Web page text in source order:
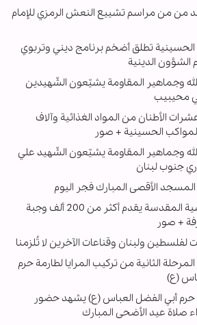
من من مراسم تشييع النعش الرمزي للإمام
الحسينية تطلق أضخم برنامج ديني وتربوي
الدينية
وجماهير المقاومة يشيّعون الشّهيدين
محيبيب
الأطنان من المواد الغذائية وآلاف
الحسينية + صور
وجماهير المقاومة يشيّعون الشّهيد علي
جنوب لبنان
الأقصى المبارك فجر اليوم
مضيف العتبة العباسية المقدسة يقدم أكثر من 200 ألف وجبة
+ صور
لفلسطين ولبنان وقناعات الآخرين لا تُلزمنا
الثانية من تركيب المرايا لطارمة حرم
(ع)
أبي الفضل العباس (ع) یشهد حضور
صلاة عيد الأضحى المبارك